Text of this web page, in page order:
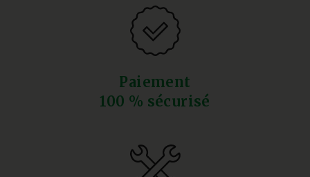
Paiement
100 % sécurisé